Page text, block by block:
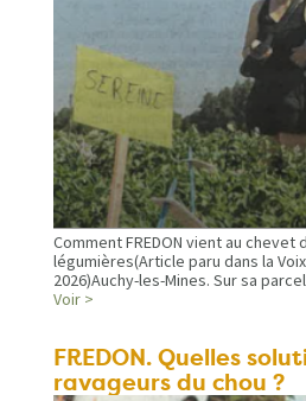
Comment FREDON vient au chevet
légumières(Article paru dans la
2026)Auchy-les-Mines. Sur sa
Voir >
FREDON. Quelles
ravageurs du chou ?